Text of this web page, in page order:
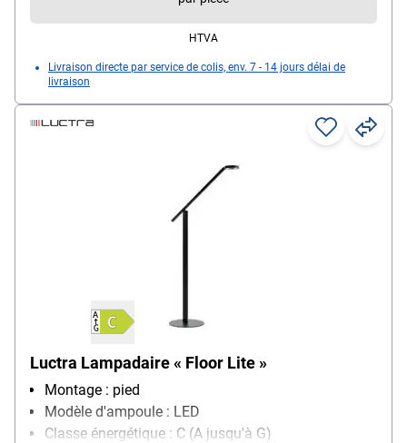
HTVA
Livraison directe par service de colis, env. 7 - 14 jours délai de
livraison
Luctra Lampadaire « Floor Lite »
Montage : pied
Modèle d'ampoule : LED
Classe énergétique : C (A jusqu'à G)